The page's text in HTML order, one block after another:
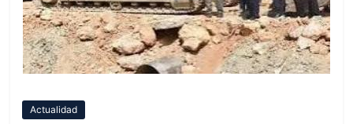
Actualidad